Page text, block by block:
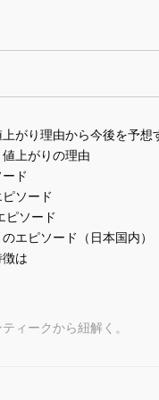
がり理由から今後を予想
上がりの理由
ド
ソード
ピソード
エピソード（日本国内）
は
ィークから紐解く。